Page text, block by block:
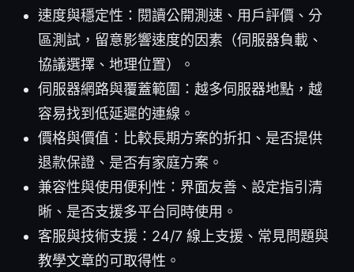
速度與穩定性：閱讀公開測速、用戶評價、分
區測試，留意影響速度的因素（伺服器負載、
協議選擇、地理位置）。
伺服器網路與覆蓋範圍：越多伺服器地點，越
容易找到低延遲的連線。
價格與價值：比較長期方案的折扣、是否提供
退款保證、是否有家庭方案。
兼容性與使用便利性：界面友善、設定指引清
晰、是否支援多平台同時使用。
客服與技術支援：24/7 線上支援、常見問題與
教學文章的可取得性。